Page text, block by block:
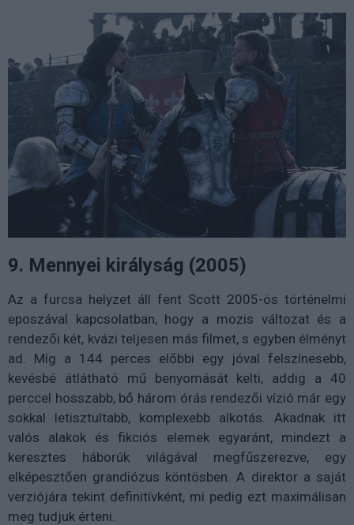
9. Mennyei királyság (2005)
Az a furcsa helyzet áll fent Scott 2005-ös történelmi
eposzával kapcsolatban, hogy a mozis változat és a
rendezői két, kvázi teljesen más filmet, s egyben élményt
ad. Míg a 144 perces előbbi egy jóval felszínesebb,
kevésbé átlátható mű benyomását kelti, addig a 40
perccel hosszabb, bő három órás rendezői vízió már egy
sokkal letisztultabb, komplexebb alkotás. Akadnak itt
valós alakok és fikciós elemek egyaránt, mindezt a
keresztes háborúk világával megfűszerezve, egy
elképesztően grandiózus köntösben. A direktor a saját
verziójára tekint definitívként, mi pedig ezt maximálisan
meg tudjuk érteni.